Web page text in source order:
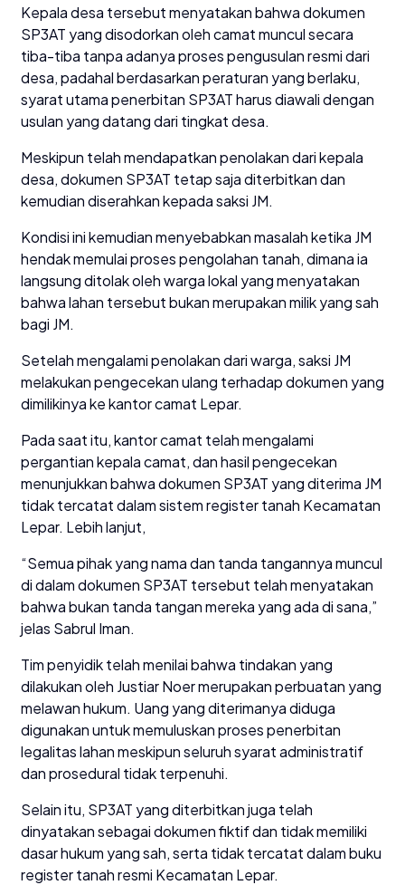
Kepala desa tersebut menyatakan bahwa dokumen
SP3AT yang disodorkan oleh camat muncul secara
tiba-tiba tanpa adanya proses pengusulan resmi dari
desa, padahal berdasarkan peraturan yang berlaku,
syarat utama penerbitan SP3AT harus diawali dengan
usulan yang datang dari tingkat desa.
Meskipun telah mendapatkan penolakan dari kepala
desa, dokumen SP3AT tetap saja diterbitkan dan
kemudian diserahkan kepada saksi JM.
Kondisi ini kemudian menyebabkan masalah ketika JM
hendak memulai proses pengolahan tanah, dimana ia
langsung ditolak oleh warga lokal yang menyatakan
bahwa lahan tersebut bukan merupakan milik yang sah
bagi JM.
Setelah mengalami penolakan dari warga, saksi JM
melakukan pengecekan ulang terhadap dokumen yang
dimilikinya ke kantor camat Lepar.
Pada saat itu, kantor camat telah mengalami
pergantian kepala camat, dan hasil pengecekan
menunjukkan bahwa dokumen SP3AT yang diterima JM
tidak tercatat dalam sistem register tanah Kecamatan
Lepar. Lebih lanjut,
“Semua pihak yang nama dan tanda tangannya muncul
di dalam dokumen SP3AT tersebut telah menyatakan
bahwa bukan tanda tangan mereka yang ada di sana,”
jelas Sabrul Iman.
Tim penyidik telah menilai bahwa tindakan yang
dilakukan oleh Justiar Noer merupakan perbuatan yang
melawan hukum. Uang yang diterimanya diduga
digunakan untuk memuluskan proses penerbitan
legalitas lahan meskipun seluruh syarat administratif
dan prosedural tidak terpenuhi.
Selain itu, SP3AT yang diterbitkan juga telah
dinyatakan sebagai dokumen fiktif dan tidak memiliki
dasar hukum yang sah, serta tidak tercatat dalam buku
register tanah resmi Kecamatan Lepar.